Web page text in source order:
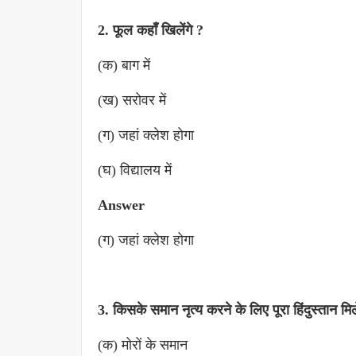
2. फूल कहाँ खिलेंगे ?
(क) बाग में
(ख) सरोवर में
(ग) जहां क्लेश होगा
(घ) विद्यालय में
Answer
(ग) जहां क्लेश होगा
3. किसके समान नृत्य करने के लिए पूरा हिंदुस्तान
(क) मोरों के समान